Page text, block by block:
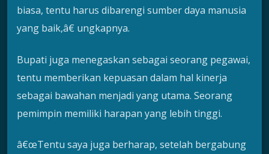
biasa, tentu harus dibarengi sumber daya manusia
yang baik,â€ ungkapnya.
Bupati juga menegaskan sebagai seorang pegawai,
tentu memberikan kepuasan dalam hal kinerja
sebagai bawahan menjadi yang utama. Seorang
pemimpin memiliki harapan yang lebih tinggi.
â€œTentu saya juga berharap, setelah bergabung